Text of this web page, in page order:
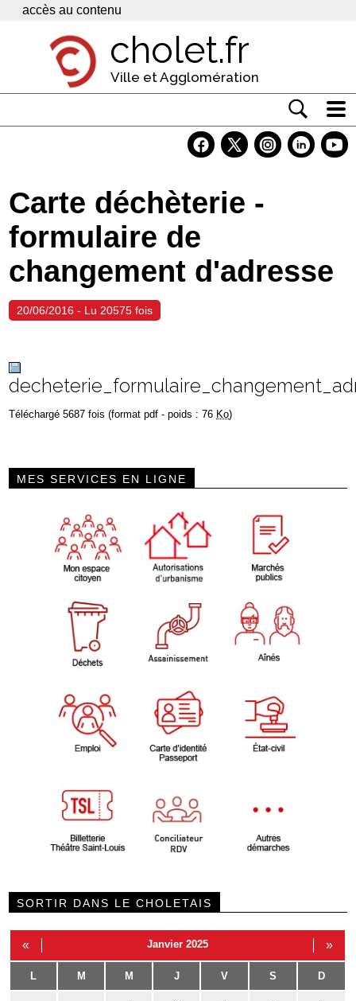
Panneau de gestion des cookies
accès au contenu
cholet.fr
Ville et Agglomération
Economie
Services
Contacts
Carte déchèterie -
formulaire de
changement d'adresse
20/06/2016 - Lu 20575 fois
Téléchargé 5687 fois (format pdf - poids : 76 Ko)
MES SERVICES EN LIGNE
SORTIR DANS LE CHOLETAIS
« Janvier 2025 »
L M M J V S D